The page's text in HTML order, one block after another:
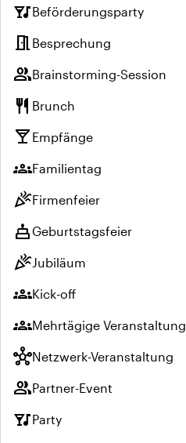
nightlifeBeförderungsparty
meeting_room Besprechung
groupBrainstorming-Session
restaurant Brunch
local_bar Empfänge
groupsFamilientag
celebrationFirmenfeier
cakeGeburtstagsfeier
celebrationJubiläum
groupsKick-off
groupsMehrtägige Veranstaltung
hubNetzwerk-Veranstaltung
groupPartner-Event
nightlifeParty